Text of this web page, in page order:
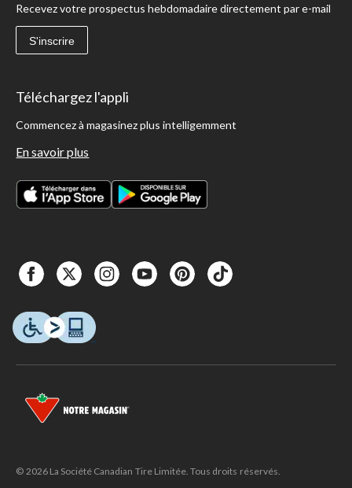
Recevez votre prospectus hebdomadaire directement par e-mail
S'inscrire
Téléchargez l'appli
Commencez à magasinez plus intelligemment
En savoir plus
© 2026 La Société Canadian Tire Limitée. Tous droits réservés.